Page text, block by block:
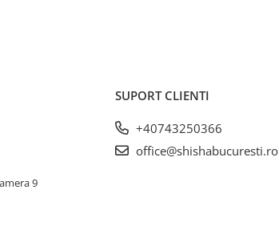
9
SUPORT CLIENTI
+40743250366
office@shishabucuresti.ro